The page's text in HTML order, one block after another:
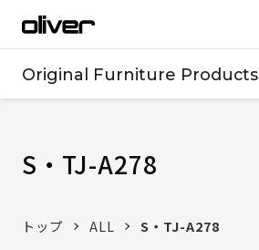
Original Furniture Products
S・TJ-A278
トップ ALL S・TJ-A278